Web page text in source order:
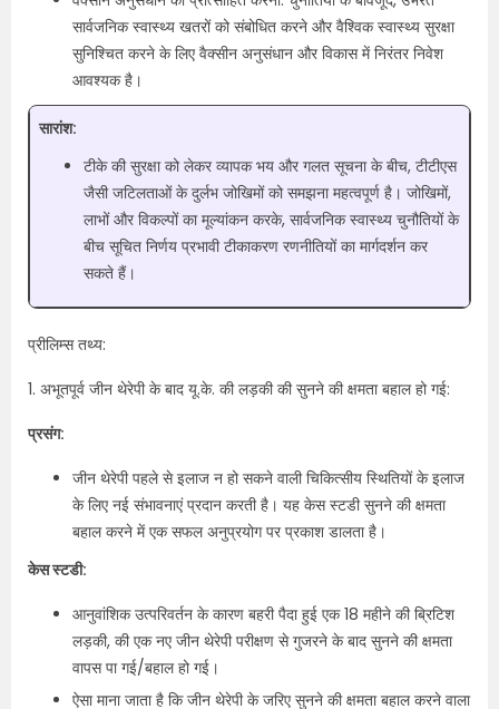
सार्वजनिक स्वास्थ्य खतरों को संबोधित करने और वैश्विक स्वास्थ्य सुरक्षा
सुनिश्चित करने के लिए वैक्सीन अनुसंधान और विकास में निरंतर निवेश
आवश्यक है।
सारांश:
टीके की सुरक्षा को लेकर व्यापक भय और गलत सूचना के बीच, टीटीएस
जैसी जटिलताओं के दुर्लभ जोखिमों को समझना महत्वपूर्ण है। जोखिमों,
लाभों और विकल्पों का मूल्यांकन करके, सार्वजनिक स्वास्थ्य चुनौतियों के
बीच सूचित निर्णय प्रभावी टीकाकरण रणनीतियों का मार्गदर्शन कर
सकते हैं।
प्रीलिम्स तथ्य:
1. अभूतपूर्व जीन थेरेपी के बाद यू.के. की लड़की की सुनने की क्षमता बहाल हो गई:
प्रसंग:
जीन थेरेपी पहले से इलाज न हो सकने वाली चिकित्सीय स्थितियों के इलाज
के लिए नई संभावनाएं प्रदान करती है। यह केस स्टडी सुनने की क्षमता
बहाल करने में एक सफल अनुप्रयोग पर प्रकाश डालता है।
केस स्टडी:
आनुवांशिक उत्परिवर्तन के कारण बहरी पैदा हुई एक 18 महीने की ब्रिटिश
लड़की, की एक नए जीन थेरेपी परीक्षण से गुजरने के बाद सुनने की क्षमता
वापस पा गई/बहाल हो गई।
ऐसा माना जाता है कि जीन थेरेपी के जरिए सुनने की क्षमता बहाल करने वाला